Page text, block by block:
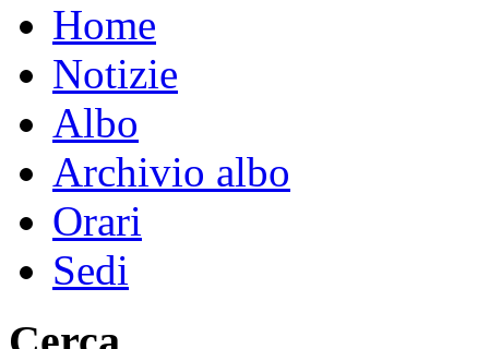
Home
Notizie
Albo
Archivio albo
Orari
Sedi